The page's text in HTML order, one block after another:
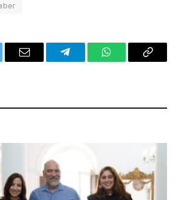
Email TelegramWhatsAppCopy